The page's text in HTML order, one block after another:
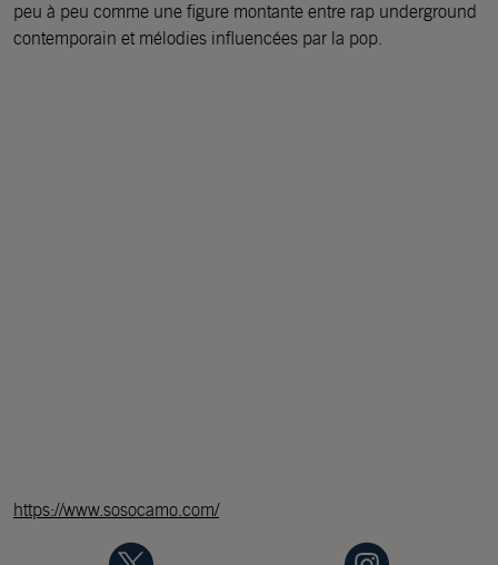
peu à peu comme une figure montante entre rap underground
contemporain et mélodies influencées par la pop.
https://www.sosocamo.com/